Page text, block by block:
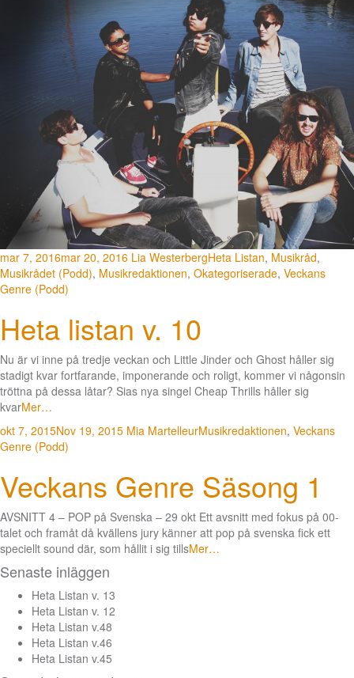
mar 7, 2016mar 20, 2016 Lia WesterbergHeta Listan, Musikråd,
Musikrådet (Podd), Musikredaktionen, Okategoriserade, Veckans
Genre (Podd)
Heta listan v. 10
Nu är vi inne på tredje veckan och Little Jinder och Ghost håller sig
stadigt kvar fortfarande, imponerande och roligt, kommer vi någonsin
tröttna på dessa låtar? Sias nya singel Cheap Thrills håller sig
kvarMer…
okt 7, 2015Nov 19, 2015 Mia MartelleurMusikredaktionen, Veckans
Genre (Podd)
Veckans Genre Säsong 1
AVSNITT 4 – POP på Svenska – 29 okt Ett avsnitt med fokus på 00-
talet och framåt då kvällens jury känner att pop på svenska fick ett
speciellt sound där, som hållit i sig tillsMer…
Senaste inläggen
Heta Listan v. 13
Heta Listan v. 12
Heta Listan v.48
Heta Listan v.46
Heta Listan v.45